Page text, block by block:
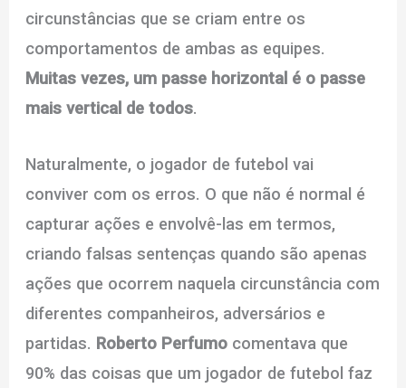
circunstâncias que se criam entre os
comportamentos de ambas as equipes.
Muitas vezes, um passe horizontal é o passe
mais vertical de todos.
Naturalmente, o jogador de futebol vai
conviver com os erros. O que não é normal é
capturar ações e envolvê-las em termos,
criando falsas sentenças quando são apenas
ações que ocorrem naquela circunstância com
diferentes companheiros, adversários e
partidas. Roberto Perfumo comentava que
90% das coisas que um jogador de futebol faz